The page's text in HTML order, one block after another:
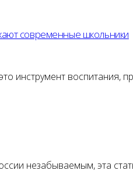
современные школьники
инструмент воспитания,
незабываемым, эта